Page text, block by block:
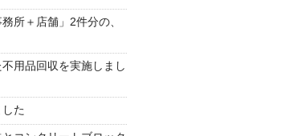
所＋店舗」2件分の、
用品回収を実施しまし
た